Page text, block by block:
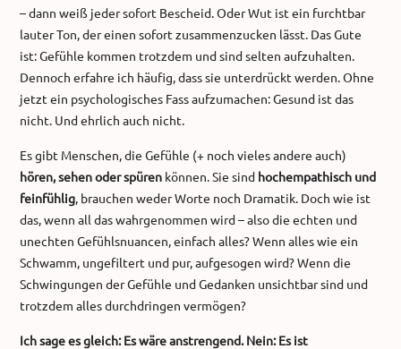
– dann weiß jeder sofort Bescheid. Oder Wut ist ein furchtbar
lauter Ton, der einen sofort zusammenzucken lässt. Das Gute
ist: Gefühle kommen trotzdem und sind selten aufzuhalten.
Dennoch erfahre ich häufig, dass sie unterdrückt werden. Ohne
jetzt ein psychologisches Fass aufzumachen: Gesund ist das
nicht. Und ehrlich auch nicht.
Es gibt Menschen, die Gefühle (+ noch vieles andere auch)
hören, sehen oder spüren können. Sie sind hochempathisch und
feinfühlig, brauchen weder Worte noch Dramatik. Doch wie ist
das, wenn all das wahrgenommen wird – also die echten und
unechten Gefühlsnuancen, einfach alles? Wenn alles wie ein
Schwamm, ungefiltert und pur, aufgesogen wird? Wenn die
Schwingungen der Gefühle und Gedanken unsichtbar sind und
trotzdem alles durchdringen vermögen?
Ich sage es gleich: Es wäre anstrengend. Nein: Es ist